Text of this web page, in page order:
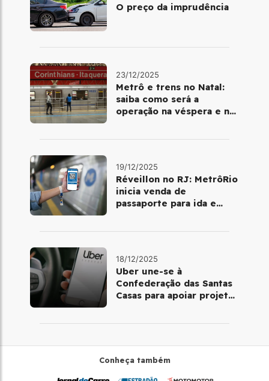
O preço da imprudência
23/12/2025
Metrô e trens no Natal:
saiba como será a
operação na véspera e no
19/12/2025
Réveillon no RJ: MetrôRio
inicia venda de
passaporte para ida e
18/12/2025
Uber une-se à
Confederação das Santas
Casas para apoiar projetos
Conheça também